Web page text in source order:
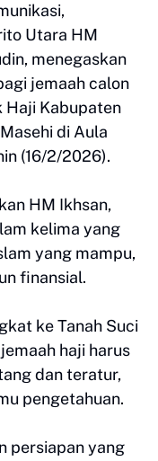
Utara HM
menegaskan
jemaah calon
Haji Kabupaten
di Aula
(16/2/2026).
HM Ikhsan,
kelima yang
yang mampu,
finansial.
ke Tanah Suci
haji harus
dan teratur,
pengetahuan.
persiapan yang